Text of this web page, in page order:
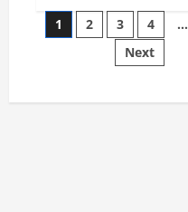
Soroti
Tantangan
Target
Motor
Listrik
2030
Posts
pagination
1 2 3 4 …
Next